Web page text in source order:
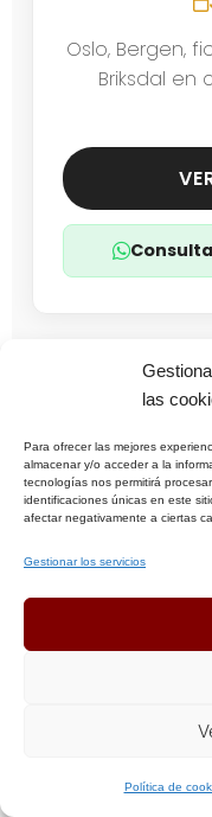
las
Para ofrecer las mejores
almacenar y/o acceder a la
tecnologías nos permitirá
identificaciones únicas en este
afectar negativamente a ciertas
Gestionar los servicios
Política de
Oslo, Bergen,
Briksdal en
CRUCERO
📅 8
Crucero
Geiranger,